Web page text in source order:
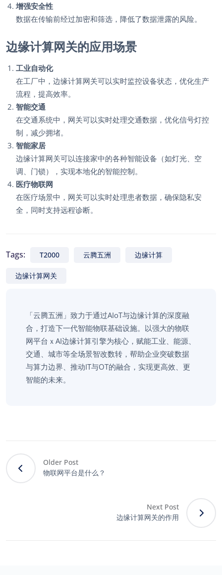
增强安全性
数据在传输前经过加密和筛选，降低了数据泄露的风险。
边缘计算网关的应用场景
工业自动化
在工厂中，边缘计算网关可以实时监控设备状态，优化生产
流程，提高效率。
智能交通
在交通系统中，网关可以实时处理交通数据，优化信号灯控
制，减少拥堵。
智能家居
边缘计算网关可以连接家中的各种智能设备（如灯光、空
调、门锁），实现本地化的智能控制。
医疗物联网
在医疗场景中，网关可以实时处理患者数据，确保隐私安
全，同时支持远程诊断。
Tags: T2000 云腾五洲 边缘计算
边缘计算网关
「云腾五洲」致力于通过AIoT与边缘计算的深度融
合，打造下一代智能物联基础设施。以强大的物联
网平台ｘAI边缘计算引擎为核心，赋能工业、能源、
交通、城市等全场景智改数转，帮助企业突破数据
与算力边界、推动IT与OT的融合，实现更高效、更
智能的未来。
Older Post
物联网平台是什么？
Next Post
边缘计算网关的作用